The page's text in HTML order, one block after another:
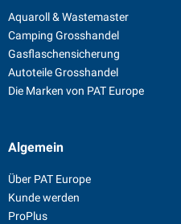
Aquaroll & Wastemaster
Camping Grosshandel
Gasflaschensicherung
Autoteile Grosshandel
Die Marken von PAT Europe
Algemein
Über PAT Europe
Kunde werden
ProPlus